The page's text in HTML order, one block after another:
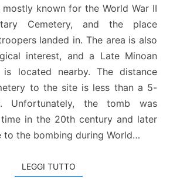
i
a
d
i
M
l
e
m
e
known for the World War II
Cemetery, and the place
landed in. The area is also
interest, and a Late Minoan
located nearby. The distance
to the site is less than a 5-
Unfortunately, the tomb was
in the 20th century and later
to the bombing during World…
LEGGI TUTTO